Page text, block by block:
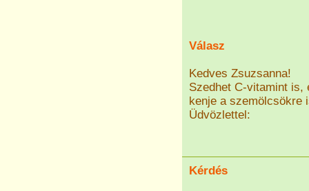
Válasz
Kedves Zsuzsanna!
Szedhet C-vitamint is,
kenje a szemölcsökre
Üdvözlettel:
Kérdés